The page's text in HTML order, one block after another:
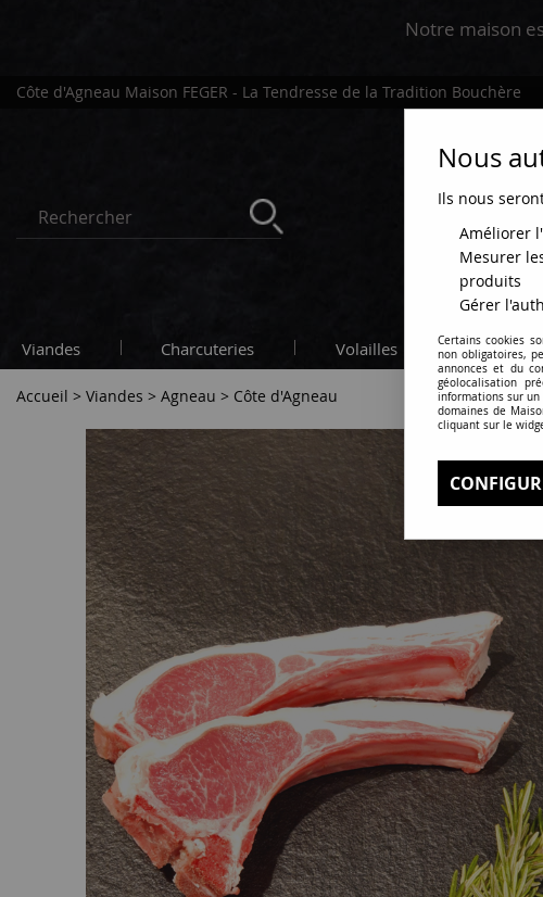
Notre maison
Côte d'Agneau Maison FEGER - La Tendresse de la Tradition Bouchère
Viandes Charcuteries Volailles Colis /
Accueil > Viandes > Agneau > Côte d'Agneau
Nous
Ils nous
Améliorer
Mesurer
produits
Gérer
Certains cookies
non obligatoires,
annonces et du
géolocalisation
informations sur un
domaines de
cliquant sur le